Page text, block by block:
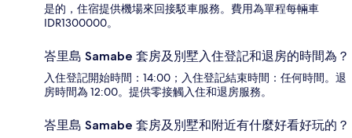
是的，住宿提供機場來回接駁車服務。費用為單程每輛車
IDR1300000。
峇里島 Samabe 套房及別墅入住登記和退房的時間為？
入住登記開始時間：14:00；入住登記結束時間：任何時間。退
房時間為 12:00。提供零接觸入住和退房服務。
峇里島 Samabe 套房及別墅和附近有什麼好看好玩的？